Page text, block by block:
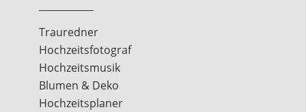
Trauredner
Hochzeitsfotograf
Hochzeitsmusik
Blumen & Deko
Hochzeitsplaner